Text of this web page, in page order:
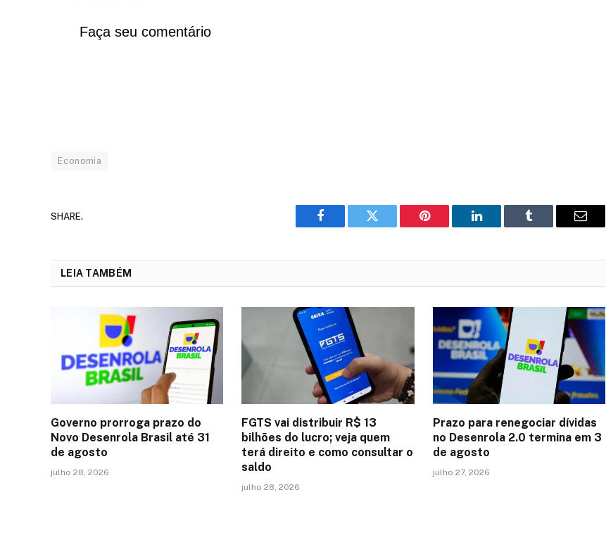
Faça seu comentário
Economia
SHARE.
Facebook Twitter Pinterest LinkedIn Tumblr Email
LEIA TAMBÉM
Governo prorroga prazo do
Novo Desenrola Brasil até 31
de agosto
julho 28, 2026
FGTS vai distribuir R$ 13
bilhões do lucro; veja quem
terá direito e como consultar o
saldo
julho 28, 2026
Prazo para renegociar dívidas
no Desenrola 2.0 termina em 3
de agosto
julho 27, 2026